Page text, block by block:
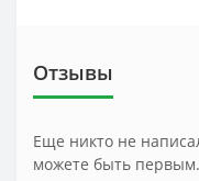
Отзывы
Еще никто не
можете быть первым.